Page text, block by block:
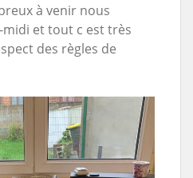
à venir nous
et tout c est très
des règles de